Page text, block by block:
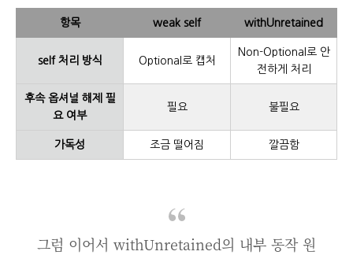
항목 weak self withUnretained
self 처리 방식 Optional로 캡처
Non-Optional로 안
전하게 처리
후속 옵셔널 해제 필
요 여부
필요 불필요
가독성 조금 떨어짐 깔끔함
그럼 이어서 withUnretained의 내부 동작 원